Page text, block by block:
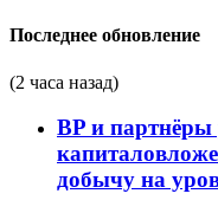
Последнее обновление
(2 часа назад)
BP и партнёры
добычу на